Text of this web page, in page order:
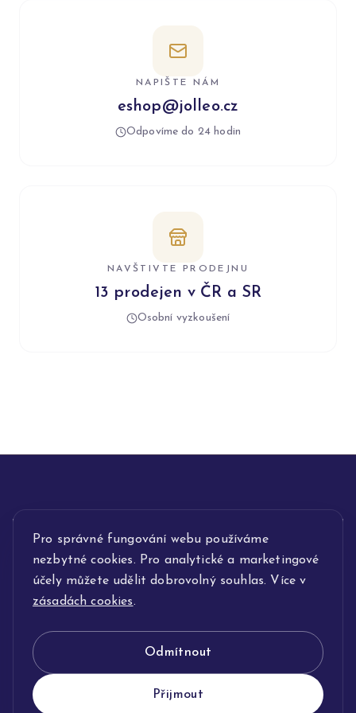
Pro správné fungování webu používáme
nezbytné cookies. Pro analytické a marketingové
účely můžete udělit dobrovolný souhlas. Více v
zásadách cookies.
Odmítnout
Přijmout
NAPIŠTE NÁM
eshop@jolleo.cz
Odpovíme do 24 hodin
NAVŠTIVTE PRODEJNU
13 prodejen v ČR a SR
Osobní vyzkoušení
INFORMACE
POPIS SLUŽEB
KLENOTNICTVÍ JOLLEO